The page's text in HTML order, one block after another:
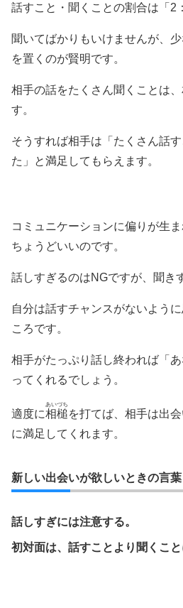
話すこと・聞くことの割合は「2
聞いてばかりもいけませんが、
を置くのが賢明です。
相手の話をたくさん聞くことは
す。
そうすれば相手は「たくさん話
た」と満足してもらえます。
コミュニケーションに偏りが生
ちょうどいいのです。
話しすぎるのはNGですが、聞き
自分は話すチャンスがないよう
ころです。
相手がたっぷり話し終われば「
ってくれるでしょう。
適度に相槌
あいづち
を打てば、相手は出
に満足してくれます。
新しい出会いが欲しいときの言葉
話しすぎには注意する。
初対面は、話すことより聞くこと